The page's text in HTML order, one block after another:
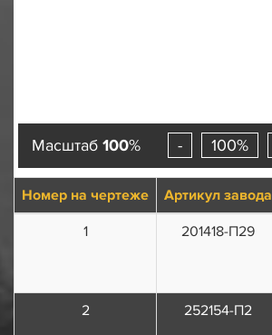
Масштаб 100% - 100%
Номер на чертеже Артикул завода
1
201418-П29
2 252154-П2